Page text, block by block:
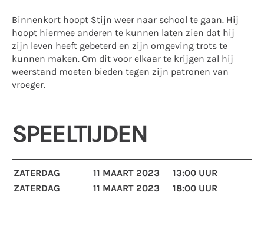
Binnenkort hoopt Stijn weer naar school te gaan. Hij
hoopt hiermee anderen te kunnen laten zien dat hij
zijn leven heeft gebeterd en zijn omgeving trots te
kunnen maken. Om dit voor elkaar te krijgen zal hij
weerstand moeten bieden tegen zijn patronen van
vroeger.
SPEELTIJDEN
ZATERDAG 11 MAART 2023
13:00 UUR
ZATERDAG
11 MAART 2023 18:00 UUR